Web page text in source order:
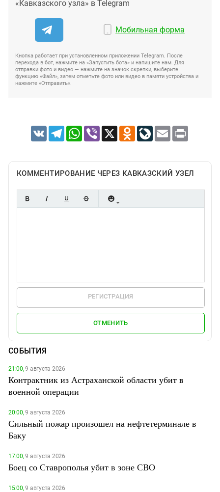
«Кавказского узла» в Telegram
Мобильная форма
Кнопка работает при установленном приложении Telegram. После
перехода в бот, нажмите на «Запустить бота» и напишите нам. Для
отправки фото и видео — нажмите на значок скрепки, выберите
функцию «Файл», затем отметьте фото или видео в памяти устройства и
нажмите «Отправить».
VK TelegramWhatsApp
Viber X Odnoklassniki
LiveJournal
Email Print
КОММЕНТИРОВАНИЕ ЧЕРЕЗ КАВКАЗСКИЙ УЗЕЛ
РЕГИСТРАЦИЯ
ОТМЕНИТЬ
СОБЫТИЯ
21:00,9 августа 2026
Контрактник из Астраханской области убит в
военной операции
20:00,9 августа 2026
Сильный пожар произошел на нефтетерминале в
Баку
17:00,9 августа 2026
Боец со Ставрополья убит в зоне СВО
15:00,9 августа 2026